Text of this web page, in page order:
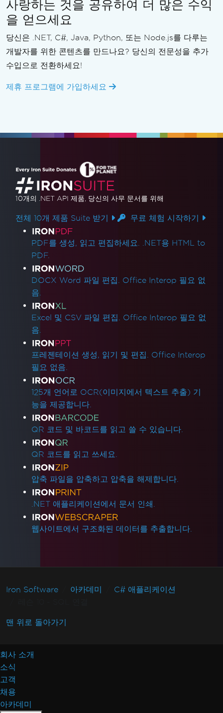
사랑하는 것을 공유하여 더 많은 수익
을 얻으세요
당신은 .NET, C#, Java, Python, 또는 Node.js를 다루는
개발자를 위한 콘텐츠를 만드나요? 당신의 전문성을 추가
수입으로 전환하세요!
제휴 프로그램에 가입하세요
10개의 .NET API 제품, 당신의 사무 문서를 위해
전체 10개 제품 Suite 받기 무료 체험 시작하기
제품 링크
PDF를 생성, 읽고 편집하세요. .NET용 HTML to
PDF.
DOCX Word 파일 편집. Office Interop 필요 없
음.
Excel 및 CSV 파일 편집. Office Interop 필요 없
음.
프레젠테이션 생성, 읽기 및 편집. Office Interop
필요 없음.
125개 언어로 OCR(이미지에서 텍스트 추출) 기
능을 제공합니다.
QR 코드 및 바코드를 읽고 쓸 수 있습니다.
QR 코드를 읽고 쓰세요.
압축 파일을 압축하고 압축을 해제합니다.
.NET 애플리케이션에서 문서 인쇄.
웹사이트에서 구조화된 데이터를 추출합니다.
Iron Software 아카데미
C# 애플리케이션
맨 위로 돌아가기
회사 소개
소식
고객
채용
아카데미